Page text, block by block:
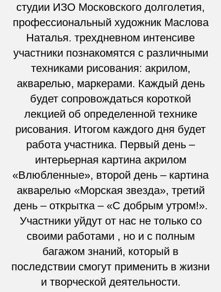
студии ИЗО Московского долголетия,
профессиональный художник Маслова
Наталья. трехдневном интенсиве
участники познакомятся с различными
техниками рисования: акрилом,
акварелью, маркерами. Каждый день
будет сопровождаться короткой
лекцией об определенной технике
рисования. Итогом каждого дня будет
работа участника. Первый день –
интерьерная картина акрилом
«Влюбленные», второй день – картина
акварелью «Морская звезда», третий
день – открытка – «С добрым утром!».
Участники уйдут от нас не только со
своими работами , но и с полным
багажом знаний, который в
последствии смогут применить в жизни
и творческой деятельности.